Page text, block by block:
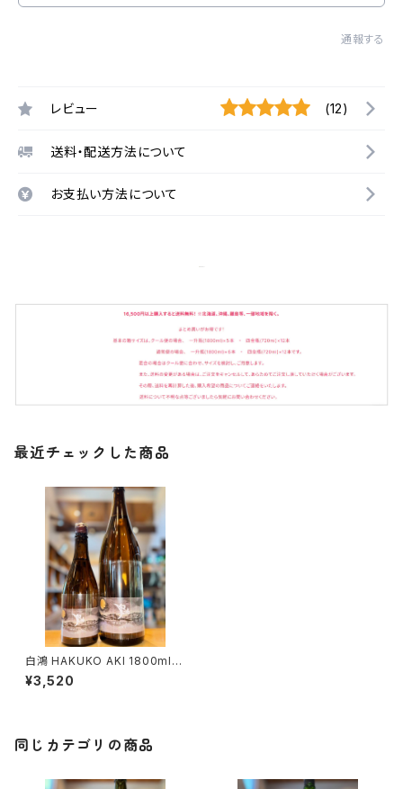
通報する
レビュー (12)
送料・配送方法について
お支払い方法について
最近チェックした商品
白鴻 HAKUKO AKI 1800ml１
本（盛川酒造・広島県呉市安浦
町）
¥3,520
同じカテゴリの商品